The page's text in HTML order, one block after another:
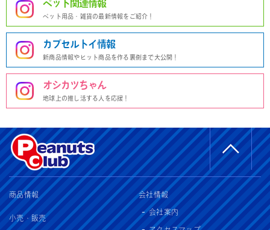
ペット関連情報
ペット用品・雑貨の最新情報をご紹介！
カプセルトイ情報
新商品情報やヒット商品を作る裏側まで大公開！
オシカツちゃん
地球上の推し活する人を応援！
商品情報
小売・販売
会社情報
会社案内